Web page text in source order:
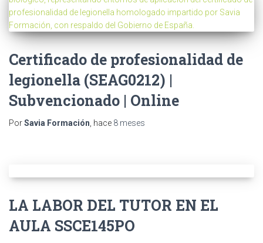
Certificado de profesionalidad de
legionella (SEAG0212) |
Subvencionado | Online
PorSavia Formación , hace 8 meses
LA LABOR DEL TUTOR EN EL
AULA SSCE145PO